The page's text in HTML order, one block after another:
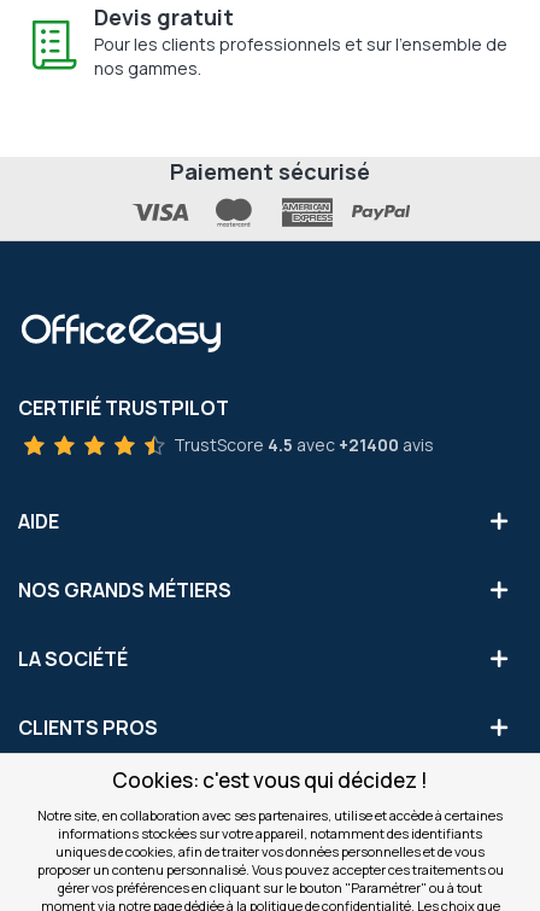
Cookies: c'est vous qui décidez !
Notre site, en collaboration avec ses partenaires, utilise et accède à certaines
informations stockées sur votre appareil, notamment des identifiants
uniques de cookies, afin de traiter vos données personnelles et de vous
proposer un contenu personnalisé. Vous pouvez accepter ces traitements ou
gérer vos préférences en cliquant sur le bouton "Paramétrer" ou à tout
moment via notre page dédiée à la politique de confidentialité. Les choix que
Devis gratuit
Pour les clients professionnels et sur l'ensemble de
nos gammes.
Paiement sécurisé
CERTIFIÉ TRUSTPILOT
TrustScore 4.5 avec +21400 avis
AIDE
NOS GRANDS MÉTIERS
LA SOCIÉTÉ
CLIENTS PROS
S'INSCRIRE AUX OFFRES COMMERCIALES
Inscription
notre
Valider